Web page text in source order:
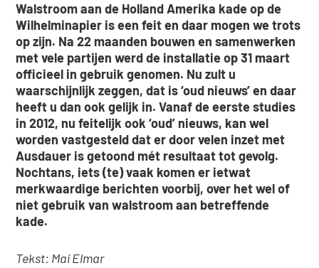
Walstroom aan de Holland Amerika kade op de
Wilhelminapier is een feit en daar mogen we trots
op zijn. Na 22 maanden bouwen en samenwerken
met vele partijen werd de installatie op 31 maart
officieel in gebruik genomen. Nu zult u
waarschijnlijk zeggen, dat is ‘oud nieuws’ en daar
heeft u dan ook gelijk in. Vanaf de eerste studies
in 2012, nu feitelijk ook ‘oud’ nieuws, kan wel
worden vastgesteld dat er door velen inzet met
Ausdauer is getoond mét resultaat tot gevolg.
Nochtans, iets (te) vaak komen er ietwat
merkwaardige berichten voorbij, over het wel of
niet gebruik van walstroom aan betreffende
kade.
Tekst: Mai Elmar